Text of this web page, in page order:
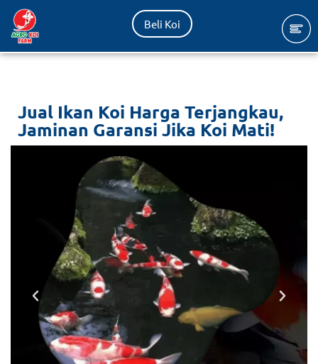
Lompat
ke
Beli Koi
Jual Ikan Koi Harga Terjangkau,
Jaminan Garansi Jika Koi Mati!